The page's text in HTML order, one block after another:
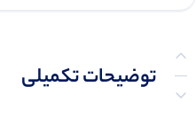
توضیحات تکمیلی